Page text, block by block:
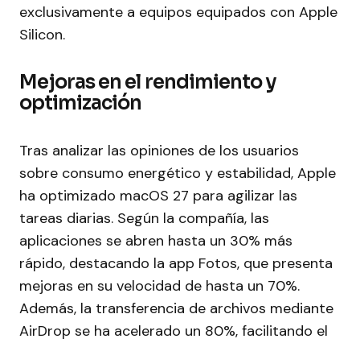
exclusivamente a equipos equipados con Apple
Silicon.
Mejoras en el rendimiento y
optimización
Tras analizar las opiniones de los usuarios
sobre consumo energético y estabilidad, Apple
ha optimizado macOS 27 para agilizar las
tareas diarias. Según la compañía, las
aplicaciones se abren hasta un 30% más
rápido, destacando la app Fotos, que presenta
mejoras en su velocidad de hasta un 70%.
Además, la transferencia de archivos mediante
AirDrop se ha acelerado un 80%, facilitando el